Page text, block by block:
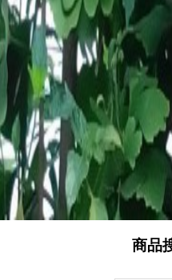
信用评价
商品